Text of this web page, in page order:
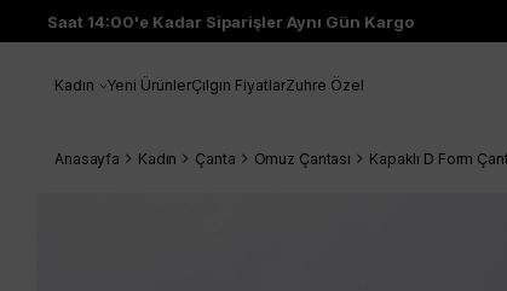
Saat 14:00'e Kadar Siparişler Aynı Gün Kargo
Kadın Yeni ÜrünlerÇılgın FiyatlarZuhre Özel
Anasayfa Kadın Çanta Omuz Çantası Kapaklı D Form